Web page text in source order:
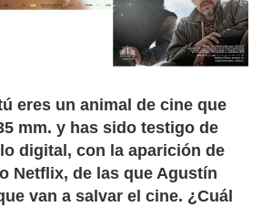
eres un animal de cine que
mm. y has sido testigo de
digital, con la aparición de
Netflix, de las que Agustín
van a salvar el cine. ¿Cuál